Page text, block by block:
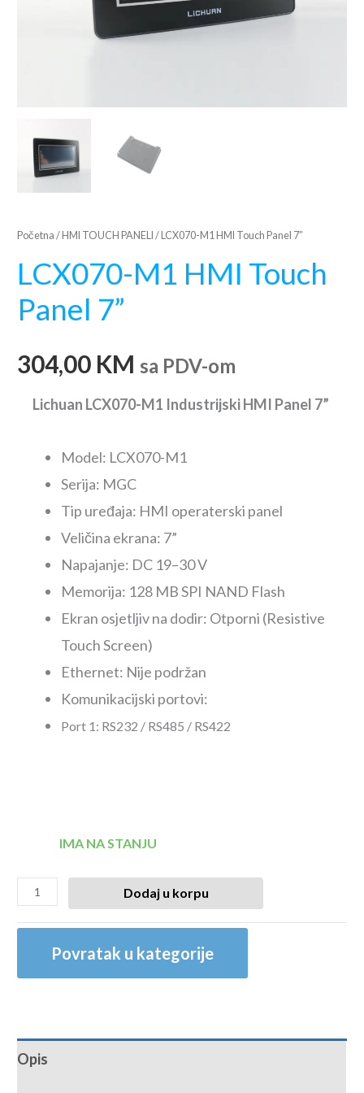
Početna / HMI TOUCH PANELI / LCX070-M1 HMI Touch Panel 7”
LCX070-M1 HMI Touch
Panel 7”
304,00 KM sa PDV-om
Lichuan LCX070-M1 Industrijski HMI Panel 7”
Model: LCX070-M1
Serija: MGC
Tip uređaja: HMI operaterski panel
Veličina ekrana: 7”
Napajanje: DC 19–30 V
Memorija: 128 MB SPI NAND Flash
Ekran osjetljiv na dodir: Otporni (Resistive
Touch Screen)
Ethernet: Nije podržan
Komunikacijski portovi:
Port 1: RS232 / RS485 / RS422
IMA NA STANJU
Dodaj u korpu
Povratak u kategorije
Opis